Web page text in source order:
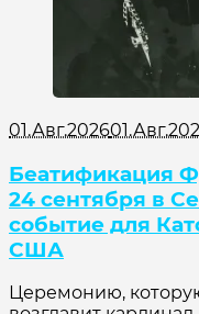
01.Авг.2026
Беатификация
24 сентября в
событие для
США
Церемонию,